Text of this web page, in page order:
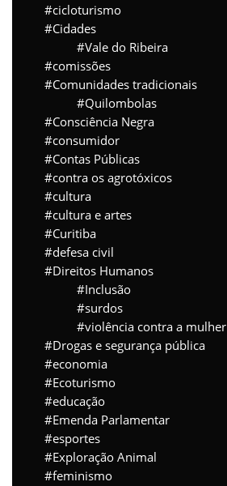
cicloturismo
Cidades
Vale do Ribeira
comissões
Comunidades tradicionais
Quilombolas
Consciência Negra
consumidor
Contas Públicas
contra os agrotóxicos
cultura
cultura e artes
Curitiba
defesa civil
Direitos Humanos
Inclusão
surdos
violência contra a mulher
Drogas e segurança pública
economia
Ecoturismo
educação
Emenda Parlamentar
esportes
Exploração Animal
feminismo